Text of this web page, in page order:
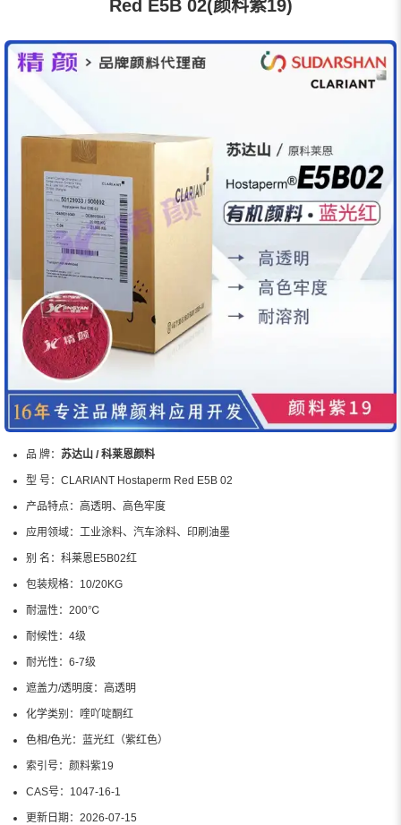
Red E5B 02(颜料紫19)
品 牌： 苏达山 / 科莱恩颜料
型 号： CLARIANT Hostaperm Red E5B 02
产品特点： 高透明、高色牢度
应用领域： 工业涂料、汽车涂料、印刷油墨
别 名： 科莱恩E5B02红
包装规格： 10/20KG
耐温性： 200℃
耐候性： 4级
耐光性： 6-7级
遮盖力/透明度： 高透明
化学类别： 喹吖啶酮红
色相/色光： 蓝光红（紫红色）
索引号： 颜料紫19
CAS号： 1047-16-1
更新日期： 2026-07-15